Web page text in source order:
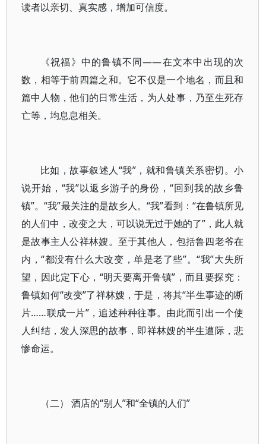
读者以亲切、真实感，增加可信度。
《祝福》中的鲁镇不同——在文本中出现的次
数，相等于前四篇之和。它不仅是一个地名，而且和
篇中人物，他们的日常生活，为人处事，乃至生死存
亡等，均息息相关。
比如，故事叙述人“我”，就和鲁镇关系密切。小
说开始，“我”以返乡游子的身份，“回到我的故乡鲁
镇”。“我”最关注的是故乡人。“我”看到：“在鲁镇所见
的人们中，改变之大，可以说无过于她的了”，此人就
是故事主人公祥林嫂。至于其他人，包括鲁四老爷在
内，“都没有什么大改变，单是老了些”。“我”大失所
望，因此定下心，“明天要离开鲁镇”，而且要探究：
鲁镇如何“改变”了祥林嫂，于是，将其“半生事迹的断
片……联成一片”，追述种种往事。由此而引出一个使
人纠结，发人深思的故事，即祥林嫂的半生遭际，悲
惨命运。
（二） 酒店的“别人”和“全镇的人们”